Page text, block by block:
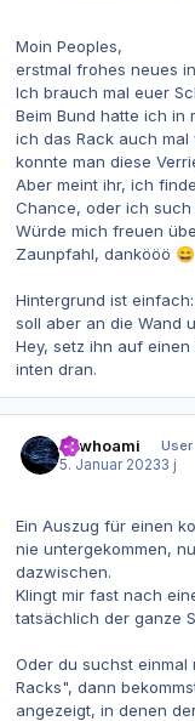
Moin Peoples,
erstmal frohes neues
Ich brauch mal euer
Beim Bund hatte ich in
ich das Rack auch mal
konnte man diese
Aber meint ihr, ich
Chance, oder ich
Würde mich freuen
Zaunpfahl, dankööö 😄
Hintergrund ist
soll aber an die Wand
Hey, setz ihn auf
inten dran.
mlwhoami
User
5. Januar 20233 j
Ein Auszug für einen
nie untergekommen,
dazwischen.
Klingt mir fast nach
tatsächlich der ganze
Oder du suchst
Racks", dann
angezeigt, in denen